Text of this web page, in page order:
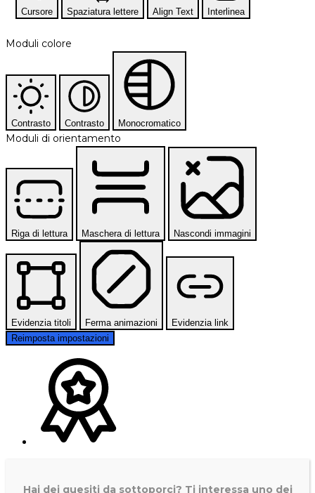
Cursore Spaziatura lettere Align Text Interlinea
Moduli colore
Contrasto Contrasto Monocromatico
Moduli di orientamento
Riga di lettura Maschera di lettura Nascondi immagini
Evidenzia titoli Ferma animazioni
Evidenzia link
Reimposta impostazioni
Hai dei quesiti da sottoporci? Ti interessa uno dei